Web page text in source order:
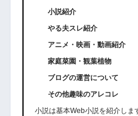
小説紹介
やる夫スレ紹介
アニメ・映画・動画紹介
家庭菜園・観葉植物
ブログの運営について
その他趣味のアレコレ
小説は基本Web小説を紹介し